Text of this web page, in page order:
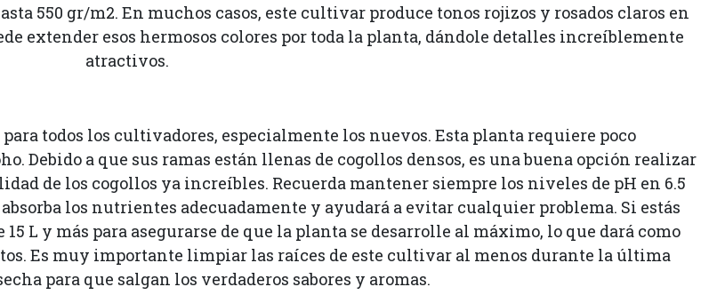
550 gr/m2. En muchos casos, este cultivar produce tonos rojizos y rosados claros en
extender esos hermosos colores por toda la planta, dándole detalles increíblemente
atractivos.
todos los cultivadores, especialmente los nuevos. Esta planta requiere poco
Debido a que sus ramas están llenas de cogollos densos, es una buena opción realizar
de los cogollos ya increíbles. Recuerda mantener siempre los niveles de pH en 6.5
los nutrientes adecuadamente y ayudará a evitar cualquier problema. Si estás
L y más para asegurarse de que la planta se desarrolle al máximo, lo que dará como
Es muy importante limpiar las raíces de este cultivar al menos durante la última
para que salgan los verdaderos sabores y aromas.